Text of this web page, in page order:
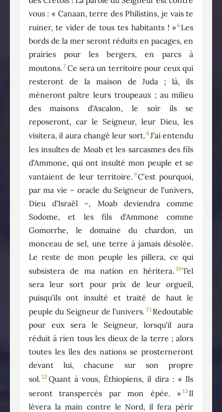
vous : « Canaan, terre des Philistins, je vais te
ruiner, te vider de tous tes habitants ! »6 Les
bords de la mer seront réduits en pacages, en
prairies pour les bergers, en parcs à
moutons.7 Ce sera un territoire pour ceux qui
resteront de la maison de Juda ; là, ils
mèneront paître leurs troupeaux ; au milieu
des maisons d’Ascalon, le soir ils se
reposeront, car le Seigneur, leur Dieu, les
visitera, il aura changé leur sort. 8J’ai entendu
les insultes de Moab et les sarcasmes des fils
d’Ammone, qui ont insulté mon peuple et se
vantaient de leur territoire. 9C’est pourquoi,
par ma vie – oracle du Seigneur de l’univers,
Dieu d’Israël –, Moab deviendra comme
Sodome, et les fils d’Ammone comme
Gomorrhe, le domaine du chardon, un
monceau de sel, une terre à jamais désolée.
Le reste de mon peuple les pillera, ce qui
subsistera de ma nation en héritera. 10Tel
sera leur sort pour prix de leur orgueil,
puisqu’ils ont insulté et traité de haut le
peuple du Seigneur de l’univers. 11 Redoutable
pour eux sera le Seigneur, lorsqu’il aura
réduit à rien tous les dieux de la terre ; alors
toutes les îles des nations se prosterneront
devant lui, chacune sur son propre
sol. 12 Quant à vous, Éthiopiens, il dira : « Ils
seront transpercés par mon épée. » 13 Il
lèvera la main contre le Nord, il fera périr